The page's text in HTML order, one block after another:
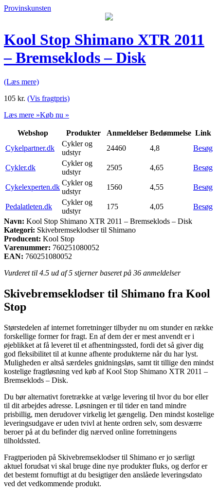
Provinskunsten
Kool Stop Shimano XTR 2011
– Bremseklods – Disk
(Læs mere)
105 kr. (Vis fragtpris)
Læs mere »Køb nu »
Webshop Produkter Anmeldelser Bedømmelse Link
Cykelpartner.dk
Cykler og
udstyr
24460 4,8 Besøg
Cykler.dk
Cykler og
udstyr
2505 4,65 Besøg
Cykelexperten.dk
Cykler og
udstyr
1560 4,55 Besøg
Pedalatleten.dk
Cykler og
udstyr
175 4,05
Besøg
Navn: Kool Stop Shimano XTR 2011 – Bremseklods – Disk
Kategori: Skivebremseklodser til Shimano
Producent: Kool Stop
Varenummer: 760251080052
EAN: 760251080052
Vurderet til 4.5 ud af 5 stjerner baseret på 36 anmeldelser
Skivebremseklodser til Shimano fra Kool
Stop
Størstedelen af internet forretninger tilbyder nu om stunder en række
forskellige former for fragt. En af dem der er mest anvendt er i
øjeblikket at få leveret til et afhentningssted, fordi det så giver dig
god fleksibilitet til at kunne afhente produkterne når du har lyst.
Muligheden er altså særdeles gnidningsløs, samt tit tillige den mindst
kostelige fragtløsning ved køb af Kool Stop Shimano XTR 2011 –
Bremseklods – Disk.
Du bør alternativt foretrække at vælge levering til hvor du bor eller
til dit arbejdes adresse. Løsningen er til tider en tand mindre
prisbillig, men derudover virkelig let gængelig. Den mindst kostelige
leveringsudgave er uden tvivl at hente ordren selv, som desværre
beroer på at du befinder dig nærved online forretningens
tilholdssted.
Fragtperioden på Skivebremseklodser til Shimano er jo særligt
aktuel forudsat vi skal bruge dine nye produkter fluks, og derfor er
det bestemt fornuftigt at du besigtiger den anslåede leveringsdato
ved det vedkommende produkt.